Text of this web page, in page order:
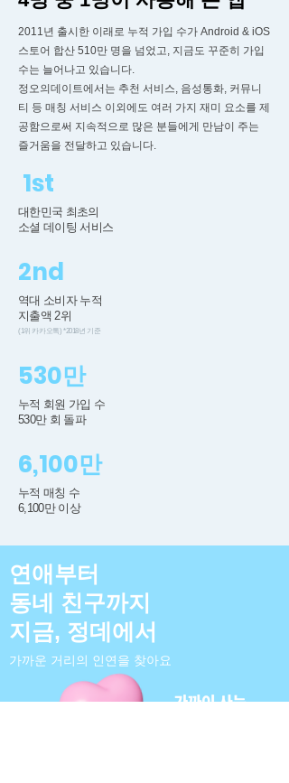
2011년 출시한 이래로 누적 가입 수가 Android & iOS
스토어 합산 510만 명을 넘었고, 지금도 꾸준히 가입
수는 늘어나고 있습니다.
정오의데이트에서는 추천 서비스, 음성통화, 커뮤니
티 등 매칭 서비스 이외에도 여러 가지 재미 요소를 제
공함으로써 지속적으로 많은 분들에게 만남이 주는
즐거움을 전달하고 있습니다.
1st
대한민국 최초의
​소셜 데이팅 서비스
​2nd
역대 소비자 누적
지출액 2위
(1위 카카오톡) *2018년 기준
​530만
누적 회원 가입 수
530만 회 돌파
6,100만 ​
누적 매칭 수
​6,100만 이상
연애부터
동네 친구까지
​지금, 정데에서
가까운 거리의 인연을 찾아요